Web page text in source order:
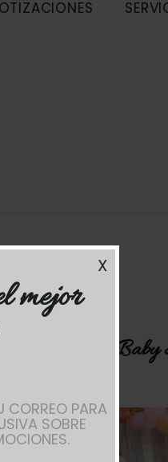
de un Baby
X
mejor
CORREO PARA
SOBRE